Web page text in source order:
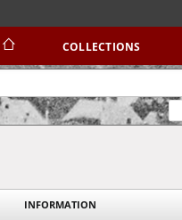
COLLECTIONS
INFORMATION